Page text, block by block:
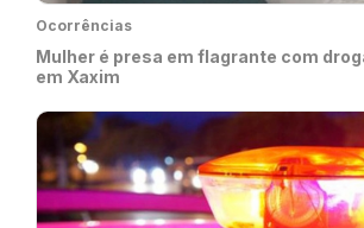
Ocorrências
Mulher é presa em flagrante com
em Xaxim